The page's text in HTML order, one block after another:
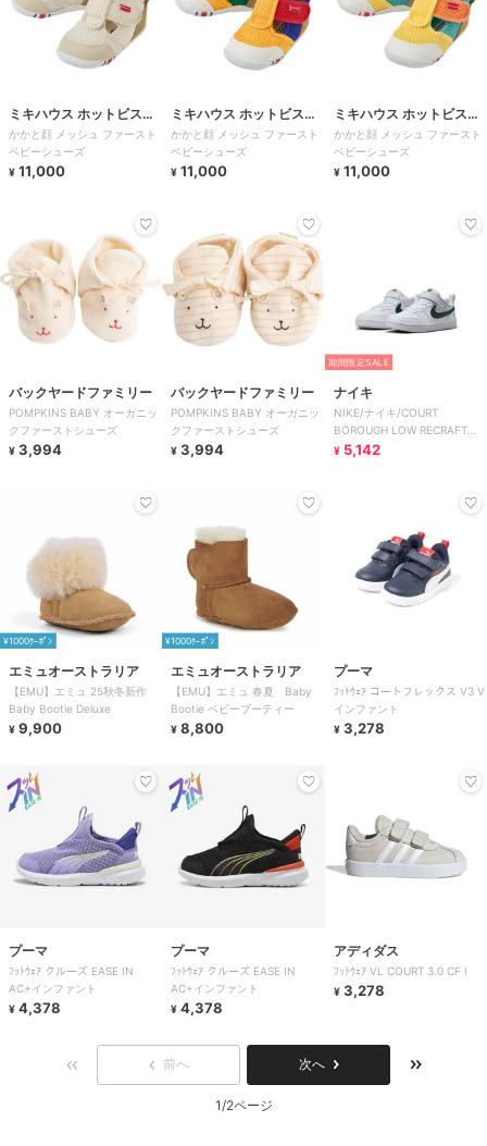
ミキハウス ホットビスケ
ッツ
かかと顔 メッシュ ファースト
ベビーシューズ
¥ 11,000
ミキハウス ホットビスケ
ッツ
かかと顔 メッシュ ファースト
ベビーシューズ
¥ 11,000
ミキハウス ホットビスケ
ッツ
かかと顔 メッシュ ファースト
ベビーシューズ
¥ 11,000
バックヤードファミリー
POMPKINS BABY オーガニッ
クファーストシューズ
¥ 3,994
バックヤードファミリー
POMPKINS BABY オーガニッ
クファーストシューズ
¥ 3,994
期間限定SALE
ナイキ
NIKE/ナイキ/COURT
BOROUGH LOW RECRAFT
BPV
¥ 5,142
¥1000ｸｰﾎﾟﾝ
エミュオーストラリア
【EMU】エミュ 25秋冬新作
Baby Bootie Deluxe
¥ 9,900
¥1000ｸｰﾎﾟﾝ
エミュオーストラリア
【EMU】エミュ 春夏 Baby
Bootie ベビーブーティー
¥ 8,800
プーマ
ﾌｯﾄｳｪｱ コートフレックス V3 V
インファント
¥ 3,278
プーマ
ﾌｯﾄｳｪｱ クルーズ EASE IN
AC+インファント
¥ 4,378
プーマ
ﾌｯﾄｳｪｱ クルーズ EASE IN
AC+インファント
¥ 4,378
アディダス
ﾌｯﾄｳｪｱ VL COURT 3.0 CF I
¥ 3,278
前へ 次へ
1/2ページ